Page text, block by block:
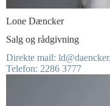
Lone Dæncker
Salg og rådgivning
Direkte mail:
Telefon: 2286 3777